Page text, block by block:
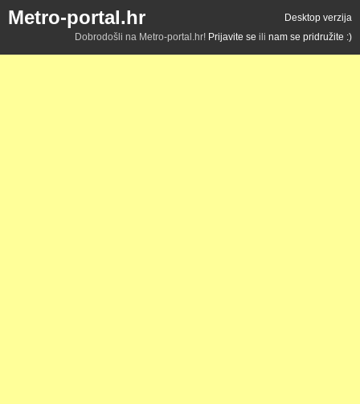
Metro-portal.hr
Desktop verzija
Dobrodošli na Metro-portal.hr! Prijavite se ili nam se pridružite :)